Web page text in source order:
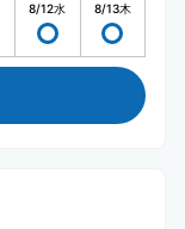
8/12水 8/13木